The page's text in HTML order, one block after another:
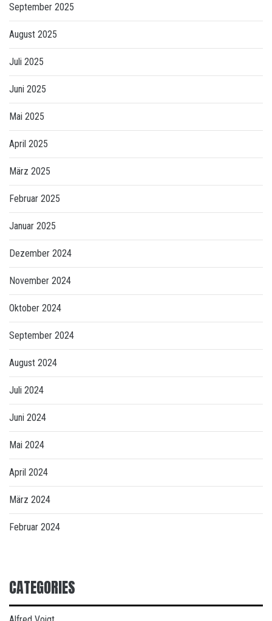
September 2025
August 2025
Juli 2025
Juni 2025
Mai 2025
April 2025
März 2025
Februar 2025
Januar 2025
Dezember 2024
November 2024
Oktober 2024
September 2024
August 2024
Juli 2024
Juni 2024
Mai 2024
April 2024
März 2024
Februar 2024
CATEGORIES